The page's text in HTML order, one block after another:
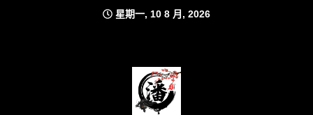
星期一, 10 8 月, 2026